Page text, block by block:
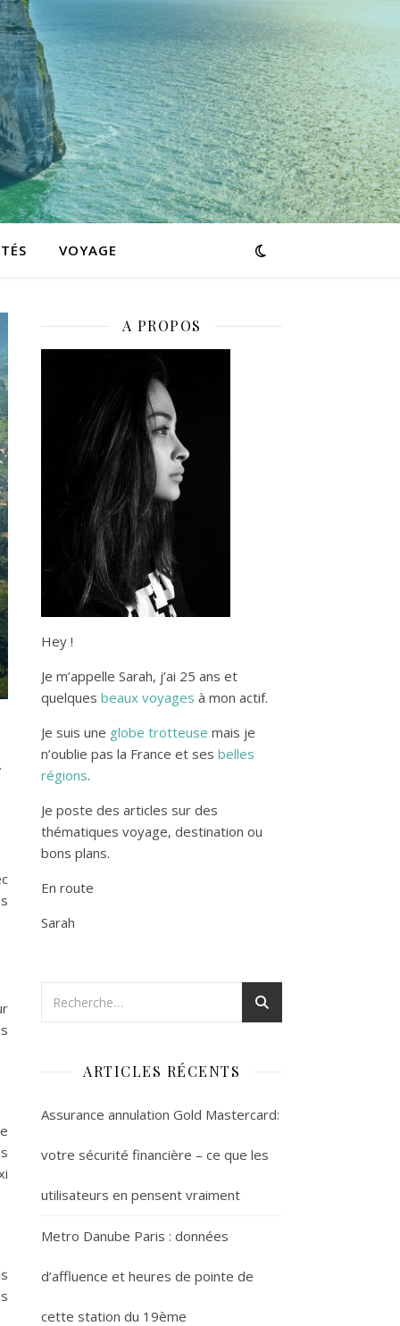
VOYAGE
A PROPOS
Hey !
Je m’appelle Sarah, j’ai 25 ans et
quelques beaux voyages à mon actif.
Je suis une globe trotteuse mais je
n’oublie pas la France et ses belles
régions.
Je poste des articles sur des
thématiques voyage, destination ou
bons plans.
En route
Sarah
ARTICLES RÉCENTS
Assurance annulation Gold Mastercard:
votre sécurité financière – ce que les
utilisateurs en pensent vraiment
Metro Danube Paris : données
d’affluence et heures de pointe de
cette station du 19ème